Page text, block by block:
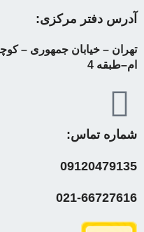
آدرس دفتر مرکزی:
تهران – خیابان جمهوری –
ام–طبقه 4
شماره تماس:
09120479135
021-66727616